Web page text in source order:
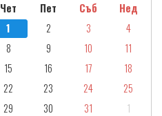
Чет Пет Съб
Нед
1 2 3
4
8 9 10
11
15 16 17
18
22 23 24
25
29 30 31
1